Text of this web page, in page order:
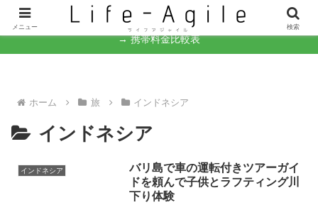
なんとかなるさ。
→ 携帯料金比較表
ホーム 旅 インドネシア
インドネシア
インドネシア
バリ島で車の運転付きツアーガイ
ドを頼んで子供とラフティング川
下り体験
メニュー 検索